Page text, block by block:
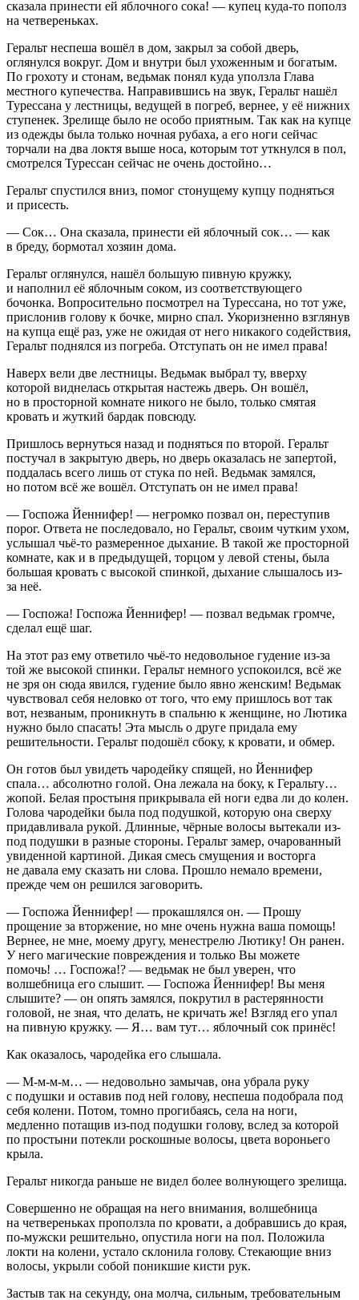
сказала принести ей яблочного сока! — купец куда-то пополз
на четвереньках.
Геральт неспеша вошёл в дом, закрыл за собой дверь,
оглянулся вокруг. Дом и внутри был ухоженным и богатым.
По грохоту и стонам, ведьмак понял куда уползла Глава
местного купечества. Направившись на звук, Геральт нашёл
Турессана у лестницы, ведущей в погреб, вернее, у её нижних
ступенек. Зрелище было не особо приятным. Так как на купце
из одежды была только ночная рубаха, а его ноги сейчас
торчали на два локтя выше носа, которым тот уткнулся в пол,
смотрелся Турессан сейчас не очень достойно…
Геральт спустился вниз, помог стонущему купцу подняться
и присесть.
— Сок… Она сказала, принести ей яблочный сок… — как
в бреду, бормотал хозяин дома.
Геральт оглянулся, нашёл большую пивную кружку,
и наполнил её яблочным соком, из соответствующего
бочонка. Вопросительно посмотрел на Турессана, но тот уже,
прислонив голову к бочке, мирно спал. Укоризненно взглянув
на купца ещё раз, уже не ожидая от него никакого содействия,
Геральт поднялся из погреба. Отступать он не имел права!
Наверх вели две лестницы. Ведьмак выбрал ту, вверху
которой виднелась открытая настежь дверь. Он вошёл,
но в просторной комнате никого не было, только смятая
кровать и жуткий бардак повсюду.
Пришлось вернуться назад и подняться по второй. Геральт
постучал в закрытую дверь, но дверь оказалась не запертой,
поддалась всего лишь от стука по ней. Ведьмак замялся,
но потом всё же вошёл. Отступать он не имел права!
— Госпожа Йеннифер! — негромко позвал он, переступив
порог. Ответа не последовало, но Геральт, своим чутким ухом,
услышал чьё-то размеренное дыхание. В такой же просторной
комнате, как и в предыдущей, торцом у левой стены, была
большая кровать с высокой спинкой, дыхание слышалось из-
за неё.
— Госпожа! Госпожа Йеннифер! — позвал ведьмак громче,
сделал ещё шаг.
На этот раз ему ответило чьё-то недовольное гудение из-за
той же высокой спинки. Геральт немного успокоился, всё же
не зря он сюда явился, гудение было явно женским! Ведьмак
чувствовал себя неловко от того, что ему пришлось вот так
вот, незваным, проникнуть в спальню к женщине, но Лютика
нужно было спасать! Эта мысль о друге придала ему
решительности. Геральт подошёл сбоку, к кровати, и обмер.
Он готов был увидеть чародейку спящей, но Йеннифер
спала… абсолютно голой. Она лежала на боку, к Геральту…
жопой. Белая простыня прикрывала ей ноги едва ли до колен.
Голова чародейки была под подушкой, которую она сверху
придавливала рукой. Длинные, чёрные волосы вытекали из-
под подушки в разные стороны. Геральт замер, очарованный
увиденной картиной. Дикая смесь смущения и восторга
не давала ему сказать ни слова. Прошло немало времени,
прежде чем он решился заговорить.
— Госпожа Йеннифер! — прокашлялся он. — Прошу
прощение за вторжение, но мне очень нужна ваша помощь!
Вернее, не мне, моему другу, менестрелю Лютику! Он ранен.
У него магические повреждения и только Вы можете
помочь! … Госпожа!? — ведьмак не был уверен, что
волшебница его слышит. — Госпожа Йеннифер! Вы меня
слышите? — он опять замялся, покрутил в растерянности
головой, не зная, что делать, не кричать же! Взгляд его упал
на пивную кружку. — Я… вам тут… яблочный сок принёс!
Как оказалось, чародейка его слышала.
— М-м-м-м… — недовольно замычав, она убрала руку
с подушки и оставив под ней голову, неспеша подобрала под
себя колени. Потом, томно прогибаясь, села на ноги,
медленно потащив из-под подушки голову, вслед за которой
по простыни потекли роскошные волосы, цвета вороньего
крыла.
Геральт никогда раньше не видел более волнующего зрелища.
Совершенно не обращая на него внимания, волшебница
на четвереньках проползла по кровати, а добравшись до края,
по-мужски решительно, опустила ноги на пол. Положила
локти на колени, устало склонила голову. Стекающие вниз
волосы, укрыли собой поникшие кисти рук.
Застыв так на секунду, она молча, сильным, требовательным